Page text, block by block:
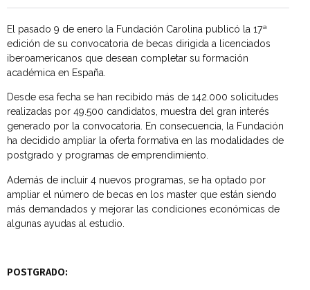
El pasado 9 de enero la Fundación Carolina publicó la 17ª
edición de su convocatoria de becas dirigida a licenciados
iberoamericanos que desean completar su formación
académica en España.
Desde esa fecha se han recibido más de 142.000 solicitudes
realizadas por 49.500 candidatos, muestra del gran interés
generado por la convocatoria. En consecuencia, la Fundación
ha decidido ampliar la oferta formativa en las modalidades de
postgrado y programas de emprendimiento.
Además de incluir 4 nuevos programas, se ha optado por
ampliar el número de becas en los master que están siendo
más demandados y mejorar las condiciones económicas de
algunas ayudas al estudio.
POSTGRADO: